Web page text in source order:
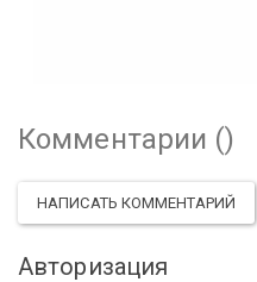
Комментарии ()
НАПИСАТЬ КОММЕНТАРИЙ
Авторизация